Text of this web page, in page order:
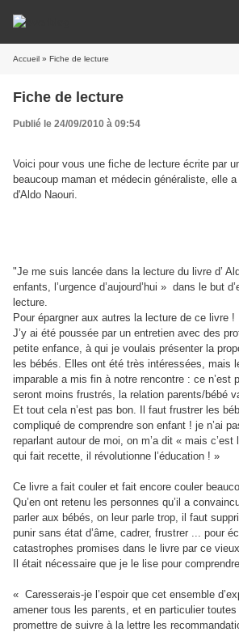
Accueil » Fiche de lecture
Fiche de lecture
Publié le 24/09/2010 à 09:54
Voici pour vous une fiche de lecture écrite par
beaucoup maman et médecin généraliste, elle
d'Aldo Naouri.
"Je me suis lancée dans la lecture du livre d’
enfants, l’urgence d’aujourd’hui » dans le but
lecture.
Pour épargner aux autres la lecture de ce livre !
J’y ai été poussée par un entretien avec des
petite enfance, à qui je voulais présenter la
les bébés. Elles ont été très intéressées, mais
imparable a mis fin à notre rencontre : ce n’est
seront moins frustrés, la relation parents/bébé
Et tout cela n’est pas bon. Il faut frustrer les
compliqué de comprendre son enfant ! je n’ai
reparlant autour de moi, on m’a dit « mais c’est
qui fait recette, il révolutionne l’éducation ! »
Ce livre a fait couler et fait encore couler
Qu’en ont retenu les personnes qu’il a
parler aux bébés, on leur parle trop, il faut
punir sans état d’âme, cadrer, frustrer ... pour
catastrophes promises dans le livre par ce
Il était nécessaire que je le lise pour
« Caresserais-je l’espoir que cet ensemble
amener tous les parents, et en particulier
promettre de suivre à la lettre les